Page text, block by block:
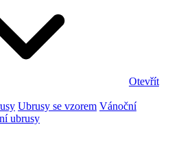
Otevřít
Ubrusy se vzorem Vánoční
ubrusy